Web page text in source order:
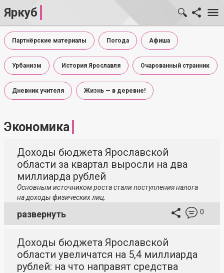
Яркуб
Партнёрские материалы Погода Афиша
Урбанизм История Ярославля Очарованный странник
Дневник учителя Жизнь — в деревне!
Экономика
Доходы бюджета Ярославской
области за квартал выросли на два
миллиарда рублей
Основным источником роста стали поступления налога
на доходы физических лиц.
развернуть 0
Доходы бюджета Ярославской
области увеличатся на 5,4 миллиарда
рублей: на что направят средства